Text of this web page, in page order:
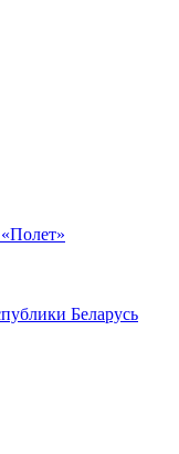
Беларусь